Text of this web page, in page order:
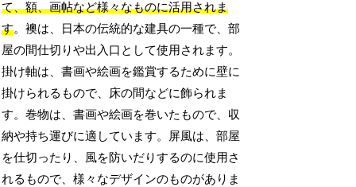
て、額、画帖など様々なものに活用されま
す。襖は、日本の伝統的な建具の一種で、部
屋の間仕切りや出入口として使用されます。
掛け軸は、書画や絵画を鑑賞するために壁に
掛けられるもので、床の間などに飾られま
す。巻物は、書画や絵画を巻いたもので、収
納や持ち運びに適しています。屏風は、部屋
を仕切ったり、風を防いだりするのに使用さ
れるもので、様々なデザインのものがありま